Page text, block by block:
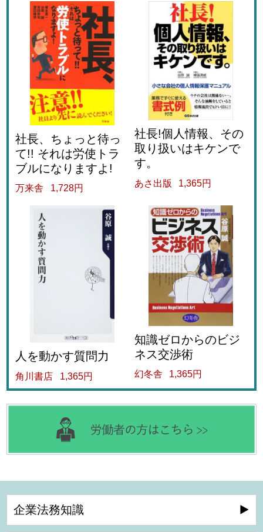
社長、ちょっと待っ
て!! それは労使トラ
ブルになりますよ!
万来舎 1,728円
社長!個人情報、その
取り扱いはキケンで
す。
あさ出版 1,365円
人を動かす質問力
角川書店 1,365円
知識ゼロからのビジ
ネス交渉術
幻冬舎 1,365円
企業法務知識